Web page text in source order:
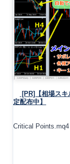
[PR]【相場ス
定配布中】
Critical Points.mq4